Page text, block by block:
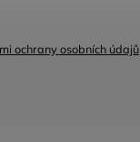
ochrany osobních údajů